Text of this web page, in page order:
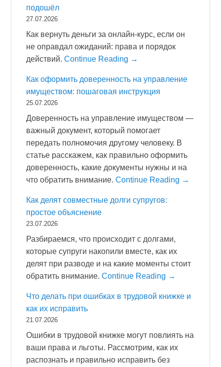
подошёл
27.07.2026
Как вернуть деньги за онлайн-курс, если он
не оправдал ожиданий: права и порядок
действий.Continue Reading →
Как оформить доверенность на управление
имуществом: пошаговая инструкция
25.07.2026
Доверенность на управление имуществом —
важный документ, который помогает
передать полномочия другому человеку. В
статье расскажем, как правильно оформить
доверенность, какие документы нужны и на
что обратить внимание.Continue Reading →
Как делят совместные долги супругов:
простое объяснение
23.07.2026
Разбираемся, что происходит с долгами,
которые супруги накопили вместе, как их
делят при разводе и на какие моменты стоит
обратить внимание.Continue Reading →
Что делать при ошибках в трудовой книжке и
как их исправить
21.07.2026
Ошибки в трудовой книжке могут повлиять на
ваши права и льготы. Рассмотрим, как их
распознать и правильно исправить без